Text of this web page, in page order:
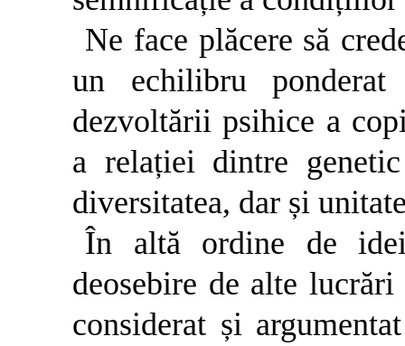
Ne face plăcere să
un echilibru
dezvoltării psihice a
a relației dintre
diversitatea, dar și
În altă ordine de
deosebire de alte
considerat și